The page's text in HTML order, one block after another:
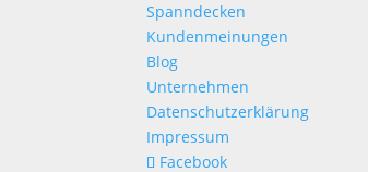
Spanndecken
Kundenmeinungen
Blog
Unternehmen
Datenschutzerklärung
Impressum
Facebook